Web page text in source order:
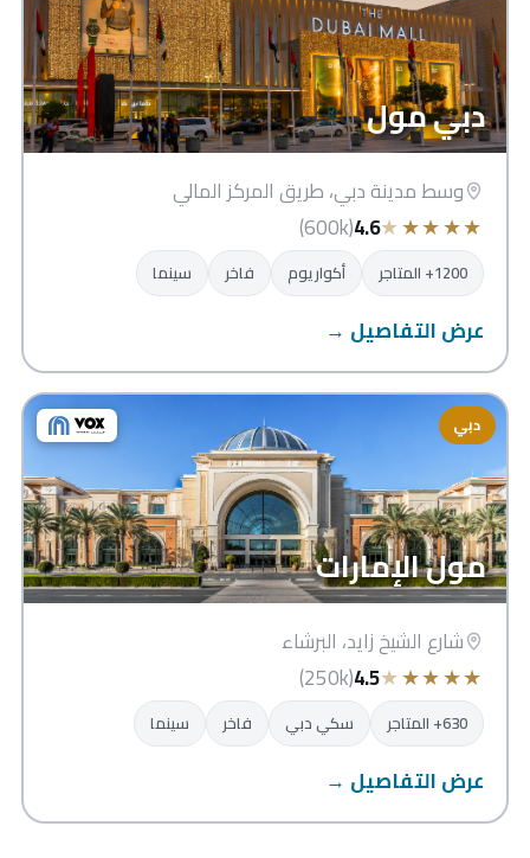
دبي مول
وسط مدينة دبي، طريق المركز المالي
★
★
★
★
★
4.6
(600k)
1200+ المتاجر أكواريوم فاخر سينما
عرض التفاصيل →
دبي
مول الإمارات
شارع الشيخ زايد، البرشاء
★
★
★
★
★
4.5
(250k)
630+ المتاجر سكي دبي فاخر سينما
عرض التفاصيل →